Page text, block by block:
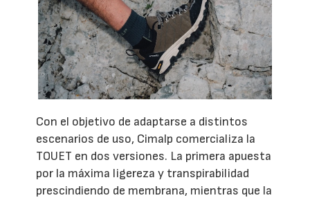
Con el objetivo de adaptarse a distintos
escenarios de uso, Cimalp comercializa la
TOUET en dos versiones. La primera apuesta
por la máxima ligereza y transpirabilidad
prescindiendo de membrana, mientras que la